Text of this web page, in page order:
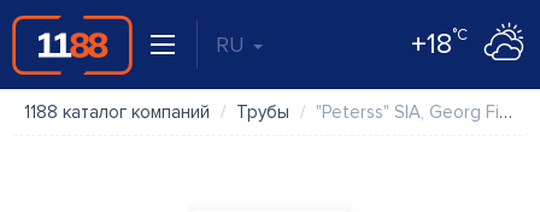
RU +18°C
1188 каталог компаний Трубы "Peterss" SIA, Georg Fischer +GF+